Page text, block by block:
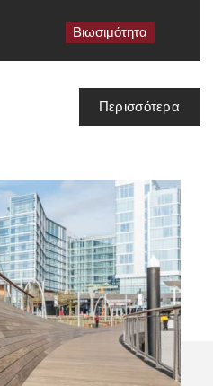
Βιωσιμότητα
Περισσότερα